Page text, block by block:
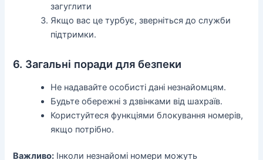
загуглити
Якщо вас це турбує, зверніться до служби
підтримки.
6. Загальні поради для безпеки
Не надавайте особисті дані незнайомцям.
Будьте обережні з дзвінками від шахраїв.
Користуйтеся функціями блокування номерів,
якщо потрібно.
Важливо: Інколи незнайомі номери можуть